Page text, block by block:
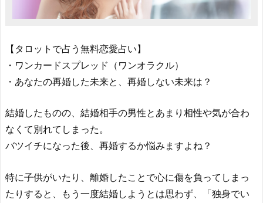
【タロットで占う無料恋愛占い】
・ワンカードスプレッド（ワンオラクル）
・あなたの再婚した未来と、再婚しない未来は？
結婚したものの、結婚相手の男性とあまり相性や気が合わ
なくて別れてしまった。
バツイチになった後、再婚するか悩みますよね？
特に子供がいたり、離婚したことで心に傷を負ってしまっ
たりすると、もう一度結婚しようとは思わず、「独身でい